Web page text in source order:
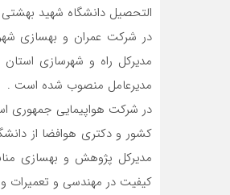
التحصیل دانشگاه شهید
مدیرکل راه و شهرسازی
مدیرعامل منصوب شده است .
کشور و دکتری هوافضا از
مدیرکل پژوهش و بهسازی
کیفیت در مهندسی و تعمیرات